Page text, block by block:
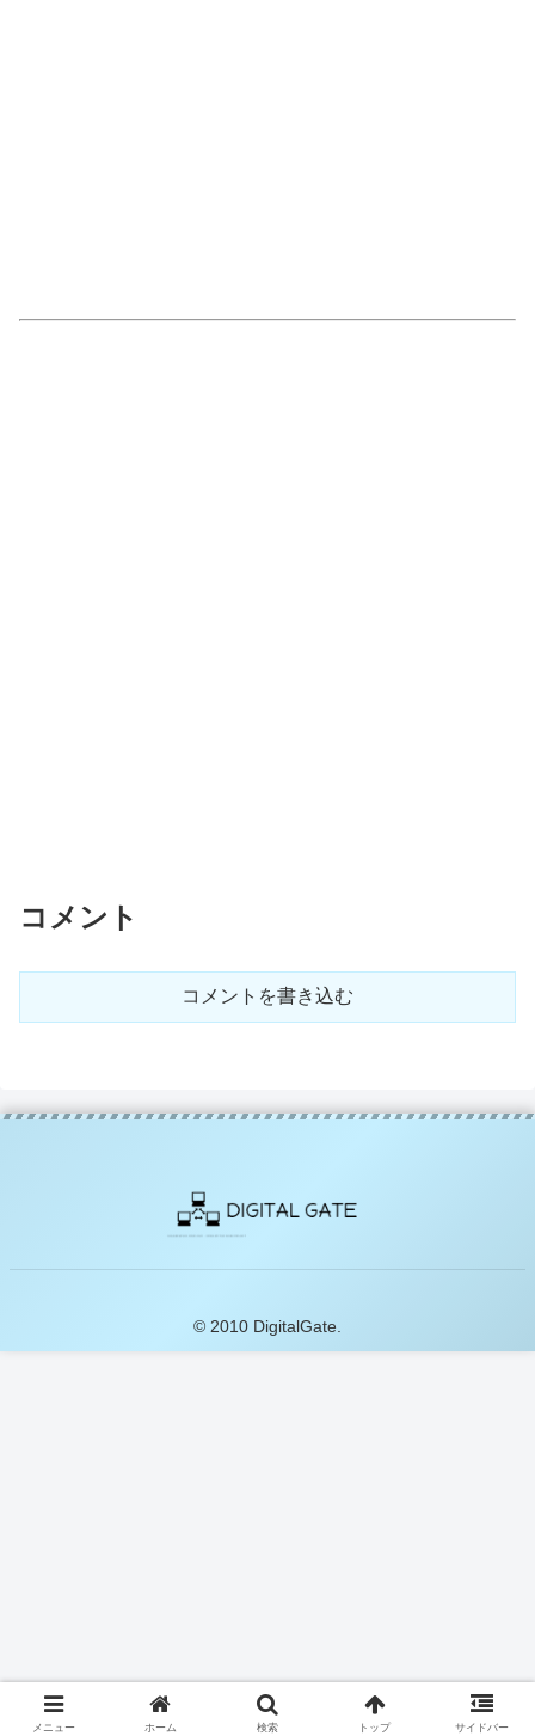
コメント
コメントを書き込む
© 2010 DigitalGate.
メニュー ホーム 検索 トップ サイドバー